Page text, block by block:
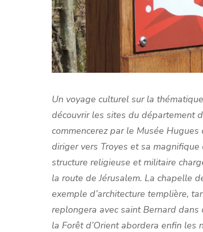
Un voyage culturel sur la
découvrir les sites du département
commencerez par le Musée
diriger vers Troyes et sa
structure religieuse et militaire
la route de Jérusalem. La chapelle
exemple d’architecture templière,
replongera avec saint Bernard
la Forêt d’Orient abordera enfin